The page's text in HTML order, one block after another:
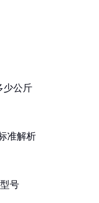
少公斤
准解析
号